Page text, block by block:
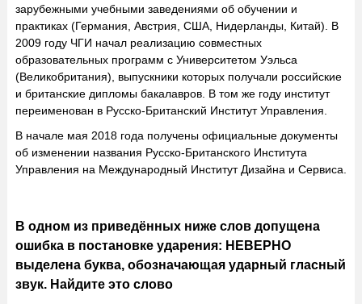
зарубежными учебными заведениями об обучении и
практиках (Германия, Австрия, США, Нидерланды, Китай). В
2009 году ЧГИ начал реализацию совместных
образовательных программ с Университетом Уэльса
(Великобритания), выпускники которых получали российские
и британские дипломы бакалавров. В том же году институт
переименован в Русско-Британский Институт Управления.
В начале мая 2018 года получены официальные документы
об изменении названия Русско-Британского Института
Управления на Международный Институт Дизайна и Сервиса.
В одном из приведённых ниже слов допущена
ошибка в постановке ударения: НЕВЕРНО
выделена буква, обозначающая ударный гласный
звук. Найдите это слово